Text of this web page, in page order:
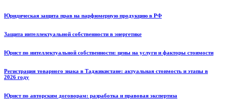
Юридическая защита прав на парфюмерную продукцию в РФ
Защита интеллектуальной собственности в энергетике
Юрист по интеллектуальной собственности: цены на услуги и факторы стоимости
Регистрация товарного знака в Таджикистане: актуальная стоимость и этапы в
2026 году
Юрист по авторским договорам: разработка и правовая экспертиза